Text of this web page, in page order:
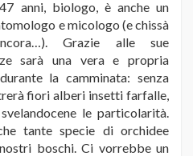
anni, biologo, è anche un
e micologo (e chissà
Grazie alle sue
sarà una vera e propria
la camminata: senza
fiori alberi insetti farfalle,
le particolarità.
tante specie di orchidee
boschi. Ci vorrebbe un